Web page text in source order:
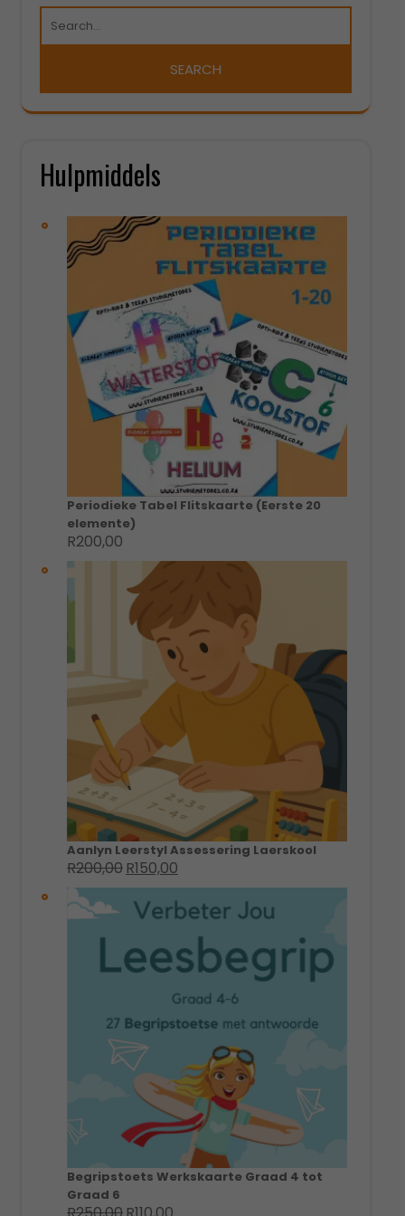
Hulpmiddels
Periodieke Tabel Flitskaarte (Eerste 20
elemente)
R200,00
Aanlyn Leerstyl Assessering Laerskool
R200,00 Original
price
was:
R200,00.
R150,00
price
is:
R150,00.
Begripstoets Werkskaarte Graad 4 tot
Graad 6
Original